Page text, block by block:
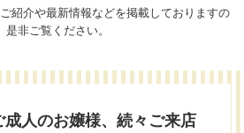
紹介や最新情報などを掲載しておりますの
是非ご覧ください。
成人のお嬢様、続々ご来店